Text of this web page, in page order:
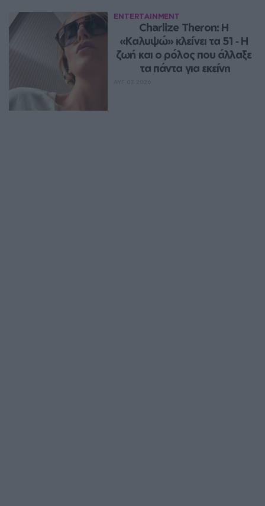
ENTERTAINMENT
Charlize Theron: Η
«Καλυψώ» κλείνει τα 51 ‑ H
ζωή και ο ρόλος που άλλαξε
τα πάντα για εκείνη